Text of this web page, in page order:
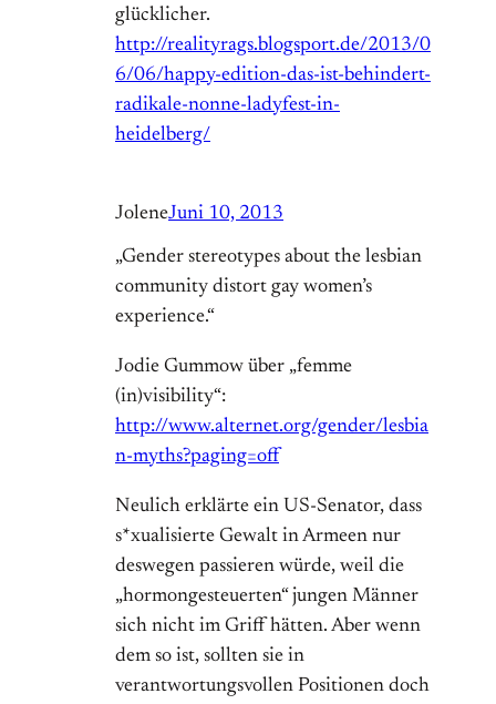
glücklicher.
http://realityrags.blogsport.de/2013/0
6/06/happy-edition-das-ist-behindert-
radikale-nonne-ladyfest-in-
heidelberg/
JoleneJuni 10, 2013
„Gender stereotypes about the lesbian
community distort gay women’s
experience.“
Jodie Gummow über „femme
(in)visibility“:
http://www.alternet.org/gender/lesbia
n-myths?paging=off
Neulich erklärte ein US-Senator, dass
s*xualisierte Gewalt in Armeen nur
deswegen passieren würde, weil die
„hormongesteuerten“ jungen Männer
sich nicht im Griff hätten. Aber wenn
dem so ist, sollten sie in
verantwortungsvollen Positionen doch